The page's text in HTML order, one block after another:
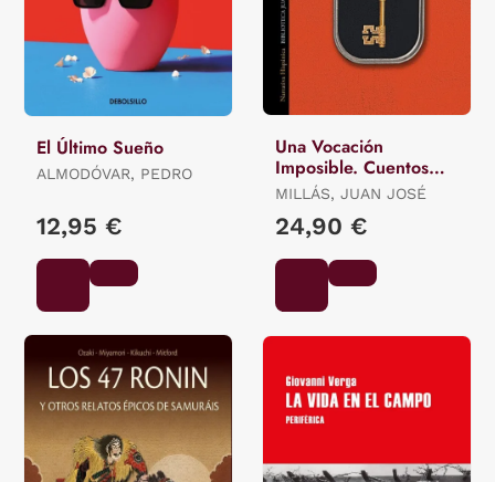
El Último Sueño
ALMODÓVAR, PEDRO
12,95 €
Una Vocación
Imposible. Cuentos
Completos
MILLÁS, JUAN JOSÉ
24,90 €